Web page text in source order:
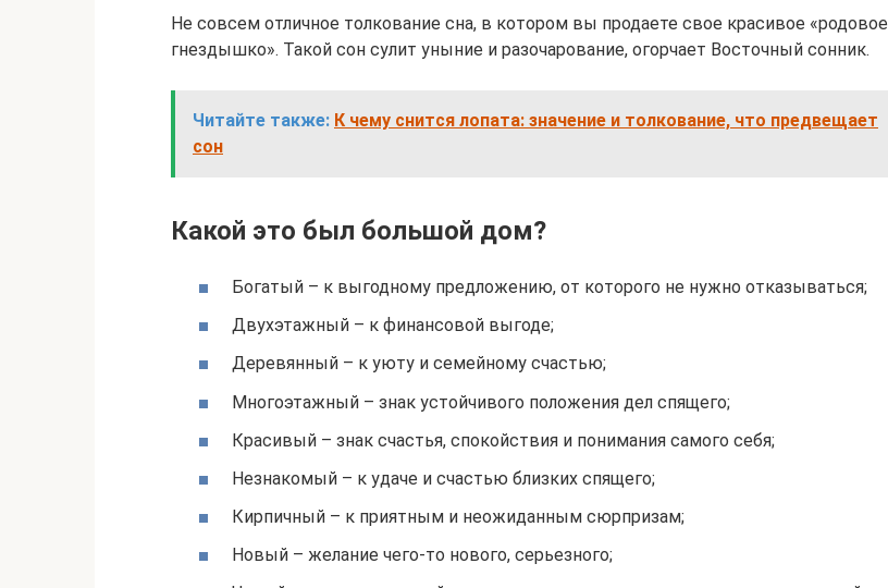
Не совсем отличное толкование сна, в котором вы продаете свое красивое «родовое
гнездышко». Такой сон сулит уныние и разочарование, огорчает Восточный сонник.
Читайте также: К чему снится лопата: значение и толкование, что предвещает
сон
Какой это был большой дом?
Богатый – к выгодному предложению, от которого не нужно отказываться;
Двухэтажный – к финансовой выгоде;
Деревянный – к уюту и семейному счастью;
Многоэтажный – знак устойчивого положения дел спящего;
Красивый – знак счастья, спокойствия и понимания самого себя;
Незнакомый – к удаче и счастью близких спящего;
Кирпичный – к приятным и неожиданным сюрпризам;
Новый – желание чего-то нового, серьезного;